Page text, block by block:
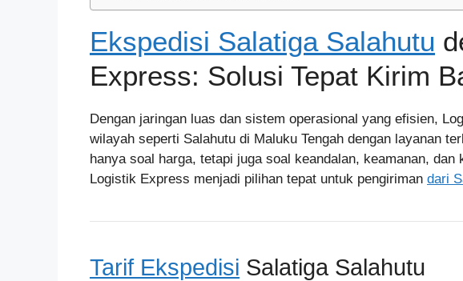
Ekspedisi Salatiga Salahutu
Express: Solusi Tepat Kirim
Dengan jaringan luas dan sistem operasional yang efisien,
wilayah seperti Salahutu di Maluku Tengah dengan layanan
hanya soal harga, tetapi juga soal keandalan, keamanan, dan
Logistik Express menjadi pilihan tepat untuk pengiriman dari
Tarif Ekspedisi Salatiga Salahutu